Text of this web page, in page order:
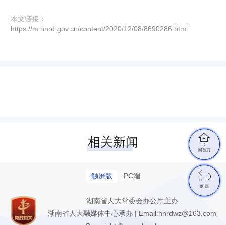
本文链接：
https://m.hnrd.gov.cn/content/2020/12/08/8690286.html
相关新闻
触屏版 PC端
湖南省人大常委会办公厅主办
湖南省人大融媒体中心承办 | Email:hnrdwz@163.com

回首页

返 回